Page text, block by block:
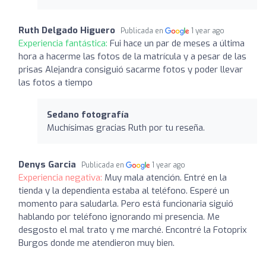
Ruth Delgado Higuero Publicada en 1 year ago
Experiencia fantástica: Fui hace un par de meses a última
hora a hacerme las fotos de la matrícula y a pesar de las
prisas Alejandra consiguió sacarme fotos y poder llevar
las fotos a tiempo
Sedano fotografía
Muchísimas gracias Ruth por tu reseña.
Denys Garcia Publicada en 1 year ago
Experiencia negativa: Muy mala atención. Entré en la
tienda y la dependienta estaba al teléfono. Esperé un
momento para saludarla. Pero está funcionaria siguió
hablando por teléfono ignorando mi presencia. Me
desgosto el mal trato y me marché. Encontré la Fotoprix
Burgos donde me atendieron muy bien.